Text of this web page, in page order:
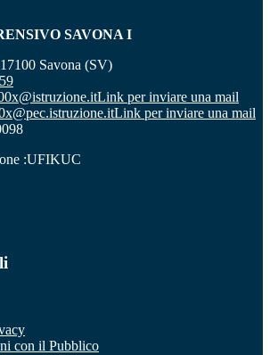
SAVONA I
Savona (SV)
Link per inviare una mail
Link per inviare una mail
:UFIKUC
con il Pubblico